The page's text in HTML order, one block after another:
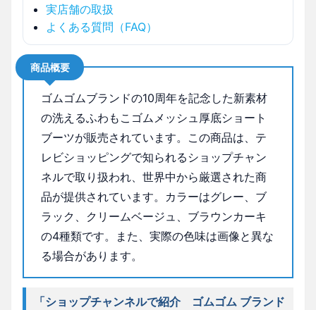
実店舗の取扱
よくある質問（FAQ）
商品概要
ゴムゴムブランドの10周年を記念した新素材
の洗えるふわもこゴムメッシュ厚底ショート
ブーツが販売されています。この商品は、テ
レビショッピングで知られるショップチャン
ネルで取り扱われ、世界中から厳選された商
品が提供されています。カラーはグレー、ブ
ラック、クリームベージュ、ブラウンカーキ
の4種類です。また、実際の色味は画像と異な
る場合があります。
「ショップチャンネルで紹介 ゴムゴム ブランド